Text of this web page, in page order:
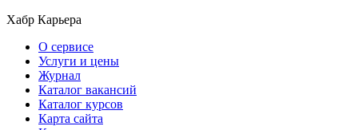
Хабр Карьера
О сервисе
Услуги и цены
Журнал
Каталог вакансий
Каталог курсов
Карта сайта